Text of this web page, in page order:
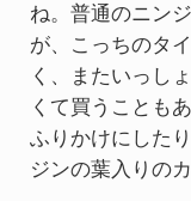
ね。普通のニン
が、こっちのタ
く、またいっし
くて買うことも
ふりかけにした
ジンの葉入りの